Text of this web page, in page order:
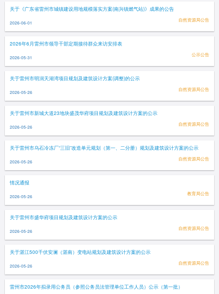
关于《广东省雷州市城镇建设用地规模落实方案(南兴镇燃气站)》成果的公告
2026-06-01 自然资源局公告
2026年6月雷州市领导干部定期接待群众来访安排表
2026-05-31 公示公告
关于雷州市明润天湖湾项目规划及建筑设计方案(调整)的公示
2026-05-26 自然资源局公告
关于雷州市新城大道23地块盛茂华府项目规划及建筑设计方案的公示
2026-05-26 自然资源局公告
关于雷州市乌石冷冻厂“三旧”改造单元规划（第一、二分册）规划及建筑设计方案的公示
2026-05-26 自然资源局公告
情况通报
2026-05-26 教育局公告
关于雷州市盛华府项目规划及建筑设计方案的公示
2026-05-26 自然资源局公告
关于湛江500千伏安澜（湛南）变电站规划及建筑设计方案的公示
2026-05-26 自然资源局公告
雷州市2026年拟录用公务员（参照公务员法管理单位工作人员）公示（第一批）